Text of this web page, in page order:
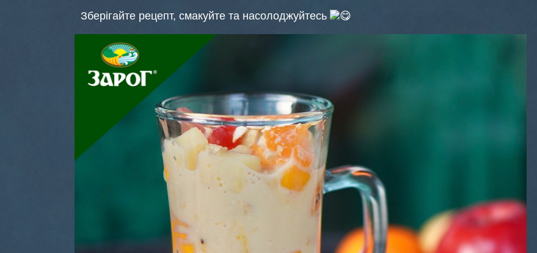
Зберігайте рецепт, смакуйте та насолоджуйтесь